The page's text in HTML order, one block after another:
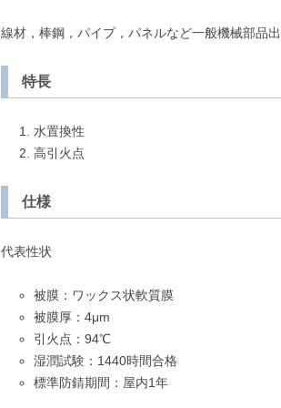
線材，棒鋼，パイプ，パネルなど一般機械部品
特長
水置換性
高引火点
仕様
代表性状
被膜：ワックス状軟質膜
被膜厚：4μm
引火点：94℃
湿潤試験：1440時間合格
標準防錆期間：屋内1年